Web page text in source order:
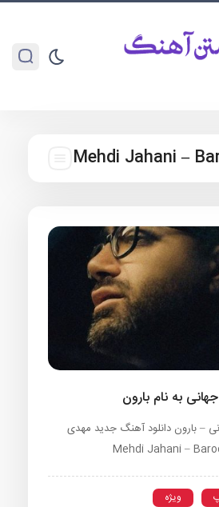
Mehdi Jahani –
به نام بارون
– بارون دانلود آهنگ جدید مهدی
ویژه